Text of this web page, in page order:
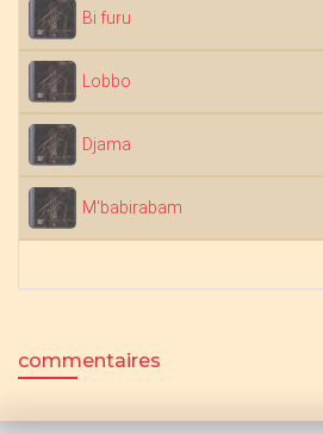
Bi furu
Lobbo
Djama
M'babirabam
commentaires